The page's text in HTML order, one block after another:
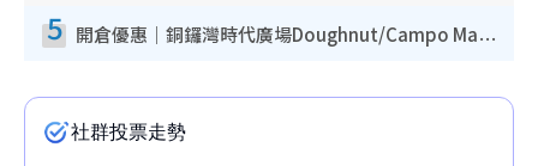
5 開倉優惠｜銅鑼灣時代廣場Doughnut/Campo Marzio開倉低至1折！背囊、書包、手袋劈價$200起